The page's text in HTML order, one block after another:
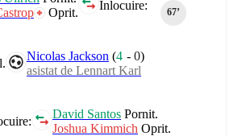
67‎’‎
Înlocuire:
Oprit.
Nicolas Jackson (4 -0)
asistat de Lennart Karl
David Santos Pornit.
Joshua Kimmich Oprit.